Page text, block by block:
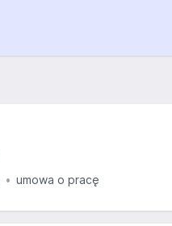
umowa o pracę